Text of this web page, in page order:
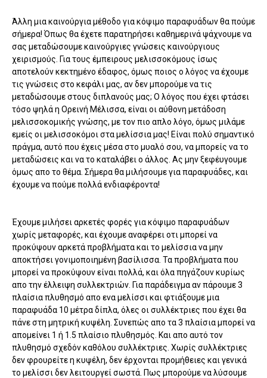
Άλλη μια καινούργια μέθοδο για κόψιμο παραφυάδων θα πούμε
σήμερα! Όπως θα έχετε παρατηρήσει καθημερινά ψάχνουμε να
σας μεταδώσουμε καινούργιες γνώσεις καινούργιους
χειρισμούς. Για τους έμπειρους μελισσοκόμους ίσως
αποτελούν κεκτημένο έδαφος, όμως ποιος ο λόγος να έχουμε
τις γνώσεις στο κεφάλι μας, αν δεν μπορούμε να τις
μεταδώσουμε στους διπλανούς μας; Ο λόγος που έχει φτάσει
τόσο ψηλά η Ορεινή Μέλισσα, είναι οι αύθονη μετάδοση
μελισσοκομικής γνώσης, με τον πιο απλο λόγο, όμως μιλάμε
εμείς οι μελισσοκόμοι στα μελίσσια μας! Είναι πολύ σημαντικό
πράγμα, αυτό που έχεις μέσα στο μυαλό σου, να μπορείς να το
μεταδώσεις και να το καταλάβει ο άλλος. Ας μην ξεφέυγουμε
όμως απο το θέμα. Σήμερα θα μιλήσουμε για παραφυάδες, και
έχουμε να πούμε πολλά ενδιαφέροντα!
Έχουμε μιλήσει αρκετές φορές για κόψιμο παραφυάδων
χωρίς μεταφορές, και έχουμε αναφέρει οτι μπορεί να
προκύψουν αρκετά προβλήματα και το μελίσσια να μην
αποκτήσει γονιμοποιημένη βασίλισσα. Τα προβλήματα που
μπορεί να προκύψουν είναι πολλά, και όλα πηγάζουν κυρίως
απο την έλλειψη συλλεκτριών. Για παράδειγμα αν πάρουμε 3
πλαίσια πλυθησμό απο ενα μελίσσι και φτιάξουμε μια
παραφυάδα 10 μέτρα δίπλα, όλες οι συλλέκτριες που έχει θα
πάνε στη μητρική κυψέλη. Συνεπώς απο τα 3 πλαίσια μπορεί να
απομείνει 1 ή 1.5 πλαίσιο πλυθησμός. Και απο αυτό τον
πλυθησμό σχεδόν καθόλου συλλέκτριες. Χωρίς συλλέκτριες
δεν φρουρείτε η κυψέλη, δεν έρχονται προμήθειες και γενικά
το μελίσσι δεν λειτουργεί σωστά. Πως μπορούμε να λύσουμε